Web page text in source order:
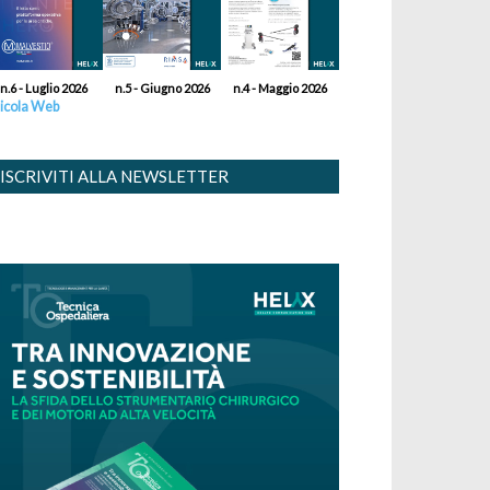
n.6 - Luglio 2026 n.5 - Giugno 2026 n.4 - Maggio 2026
Web
ISCRIVITI ALLA NEWSLETTER